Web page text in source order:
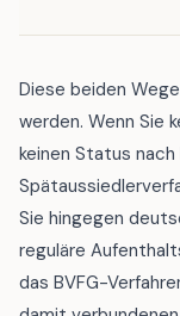
Diese beiden
werden. Wenn Sie
keinen Status
Sie hingegen
reguläre
das BVFG-